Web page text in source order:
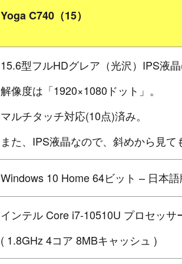
Yoga C740（15）
15.6型フルHDグレア（光沢）IPS液
解像度は「1920×1080ドット」。
マルチタッチ対応(10点)済み。
また、IPS液晶なので、斜めから見て
Windows 10 Home 64ビット – 日本語
インテル Core i7-10510U プロセッサ
( 1.8GHz 4コア 8MBキャッシュ )